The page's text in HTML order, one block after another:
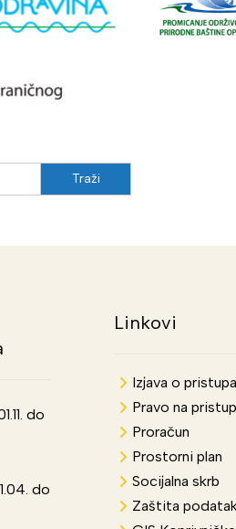
do
do
Linkovi
Izjava o
Pravo na
Proračun
Prostorni plan
Socijalna skrb
Zaštita